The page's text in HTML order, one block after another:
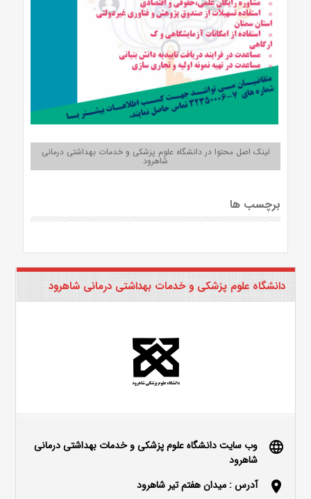
لینک اصل محتوا در دانشگاه علوم پزشکی و خدمات بهداشتی درمانی
شاهرود
برچسب ها
دانشگاه علوم پزشکی و خدمات بهداشتی درمانی شاهرود
language
وب سایت دانشگاه علوم پزشکی و خدمات بهداشتی درمانی
شاهرود
location_on آدرس : میدان هفتم تیر شاهرود